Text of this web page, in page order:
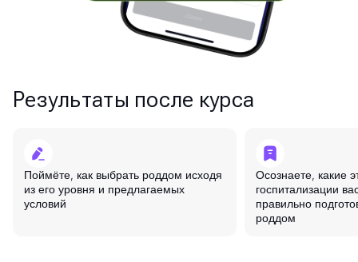
Результаты после курса
Поймёте, как выбрать роддом исходя
из его уровня и предлагаемых
условий
Осознаете, какие
госпитализации
правильно
роддом